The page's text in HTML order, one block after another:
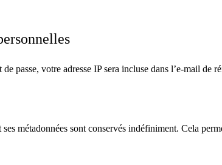
passe, votre adresse IP sera incluse dans l’e-mail de
métadonnées sont conservés indéfiniment. Cela